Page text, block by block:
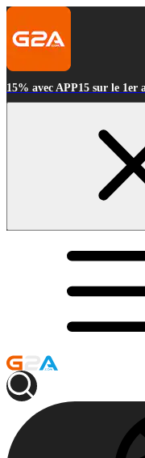
15% avec APP15 sur le 1er